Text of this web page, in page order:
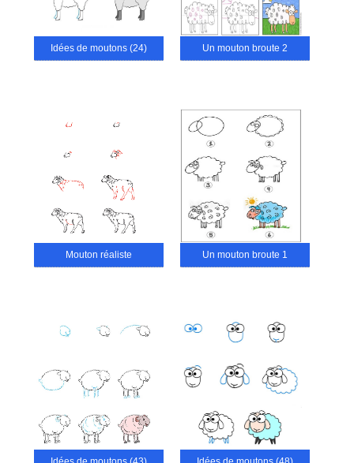
Idées de moutons (24) Un mouton broute 2
Mouton réaliste Un mouton broute 1